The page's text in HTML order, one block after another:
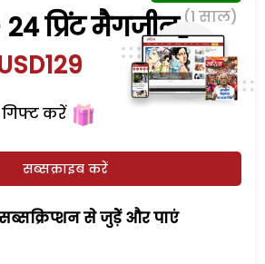
प्रिंट मैगजीन (1 साल)
गिफ्ट करें
सब्सक्राइब करें
से जुड़ेें और पाएं